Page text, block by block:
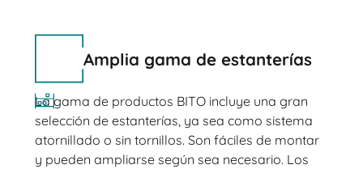
Amplia gama de estanterías
La gama de productos BITO incluye una gran
selección de estanterías, ya sea como sistema
atornillado o sin tornillos. Son fáciles de montar
y pueden ampliarse según sea necesario. Los